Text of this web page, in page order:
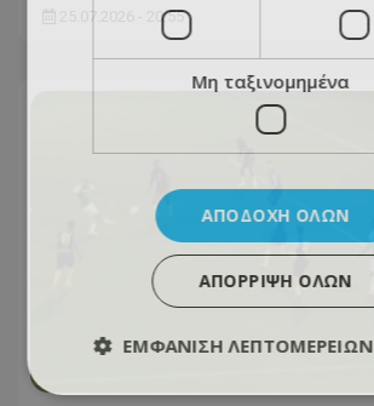
25.07.2026 - 20:55
Μη ταξινομημένα
ΑΠΟΔΟΧΉ ΌΛΩΝ
ΑΠΌΡΡΙΨΗ ΌΛΩΝ
ΕΜΦΆΝΙΣΗ ΛΕΠΤΟΜΕΡΕΙΏΝ